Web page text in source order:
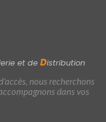
et de Distribution
nous recherchons
dans vos